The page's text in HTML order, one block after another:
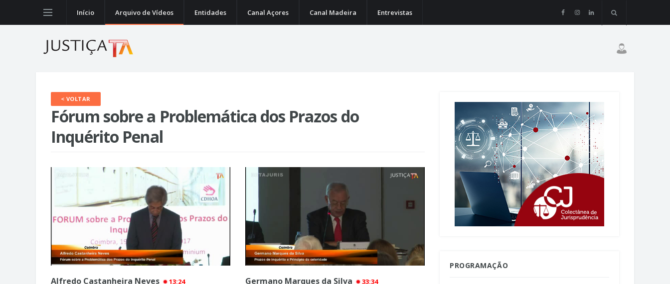
Início Arquivo de Vídeos Entidades Canal Açores Canal Madeira Entrevistas
< VOLTAR
Fórum sobre a Problemática dos Prazos do
Inquérito Penal
Alfredo Castanheira Neves 13:24 Germano Marques da Silva 33:34
PROGRAMAÇÃO